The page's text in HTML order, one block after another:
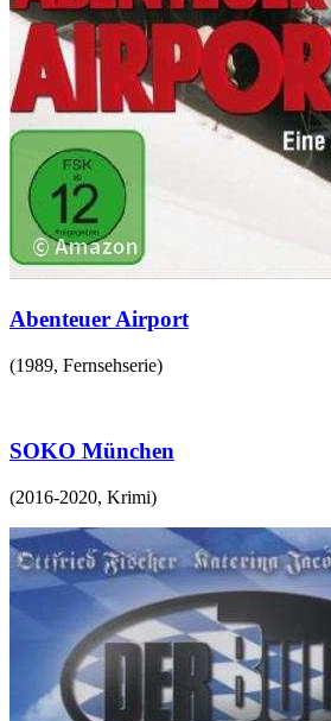
Abenteuer Airport
(1989, Fernsehserie)
SOKO München
(2016-2020, Krimi)